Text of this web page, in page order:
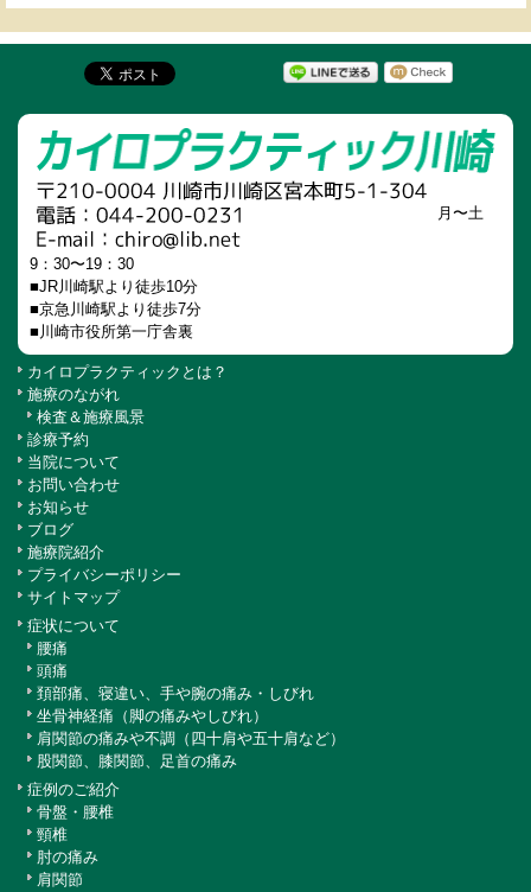
月〜土
9：30〜19：30
■JR川崎駅より徒歩10分
■京急川崎駅より徒歩7分
■川崎市役所第一庁舎裏
カイロプラクティックとは？
施療のながれ
検査＆施療風景
診療予約
当院について
お問い合わせ
お知らせ
ブログ
施療院紹介
プライバシーポリシー
サイトマップ
症状について
腰痛
頭痛
頚部痛、寝違い、手や腕の痛み・しびれ
坐骨神経痛（脚の痛みやしびれ）
肩関節の痛みや不調（四十肩や五十肩など）
股関節、膝関節、足首の痛み
症例のご紹介
骨盤・腰椎
頸椎
肘の痛み
肩関節